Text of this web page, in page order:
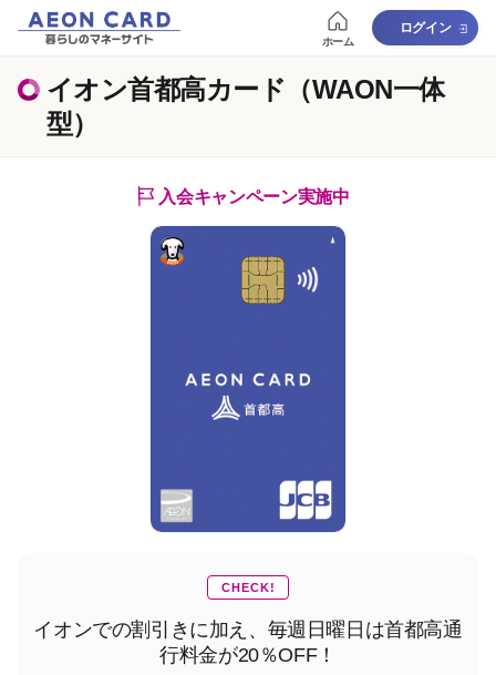
ホーム
ログイン
イオン首都高カード（WAON一体
型）
入会キャンペーン実施中
CHECK!
イオンでの割引きに加え、毎週日曜日は首都高通
行料金が20％OFF！